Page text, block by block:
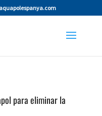
para eliminar la